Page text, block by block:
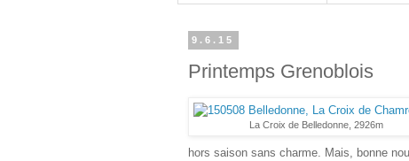
9.6.15
Printemps Grenoblois
La Croix de Belledonne, 2926m
hors saison sans charme. Mais, bonne